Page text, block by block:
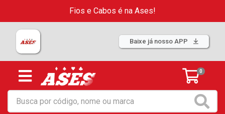
Fios e Cabos é na Ases!
Baixe já nosso APP
0